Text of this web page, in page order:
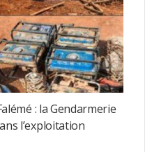
: la Gendarmerie
l’exploitation